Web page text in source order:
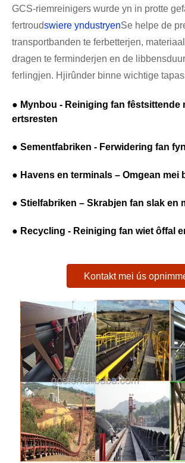
GCS-riemreinigers wurde yn in protte
fertroudswiere yndustryenSe helpe de
transportbanden te ferbetterjen,
dragen te ferminderjen en de
ferlingjen. Hjirûnder binne wichtige
● Mynbou - Reiniging fan fêstsittende
ertsresten
● Sementfabriken - Ferwidering fan
● Havens en terminals – Omgean mei
● Stielfabriken – Skrabjen fan slak en
● Recycling - Reiniging fan wiet ôffal
Kontakt mei ús